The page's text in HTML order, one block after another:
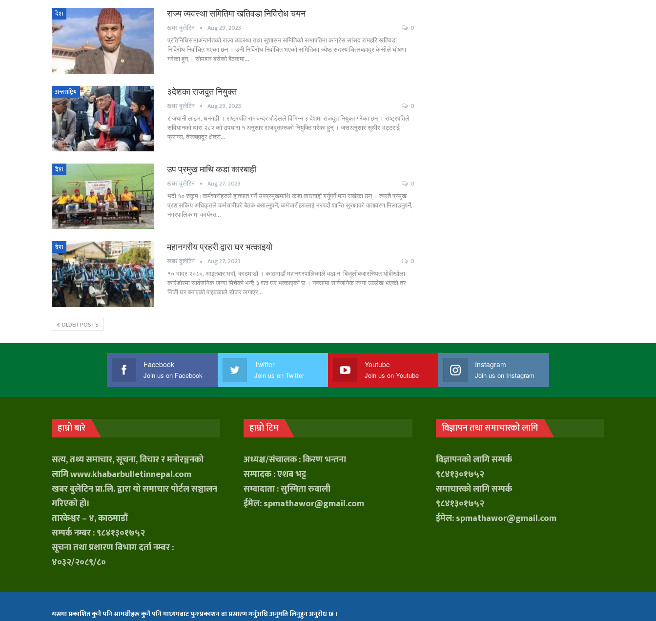
देश राज्य व्यवस्था समितिमा खतिवडा निर्विरोध चयन
खबर बुलेटिन Aug 29, 2023 0
प्रतिनिधिसभाअन्तर्गतको राज्य व्यवस्था तथा सुशासन समितिको सभापतिमा कांग्रेस सांसद रामहरि खतिवडा
निर्विरोध निर्वाचित भएका छन् । उनी निर्विरोध निर्वाचित भएको समितिका ज्येष्ठ सदस्य चित्रबहादुर केसीले घोषणा
गरेका हुन् । सोमबार बसेको बैठकमा…
अन्तराष्ट्रिय ३देशका राजदुत नियुक्त
खबर बुलेटिन Aug 29, 2023 0
राजधानी लाइभ, धनगढी । राष्ट्रपति रामचन्द्र पौडेलले विभिन्न ३ देशमा राजदूत नियुक्त गरेका छन् । राष्ट्रपतिले
संविधानको धारा २८२ को उपधारा १ अनुसार राजदूतहरूको नियुक्ति गरेका हुन् । जसअनुसार सुधीर भट्टराई
फ्रान्स, तेजबहादुर क्षेत्री…
देश उप प्रमुख माथि कडा कारबाही
खबर बुलेटिन Aug 27, 2023 0
भदौ १० रुकुम।कर्मचारीहरुले हातपात गर्ने उपप्रमुखमाथि कडा कारवाही गर्नुपर्ने माग राखेका छन् । त्यस्तै प्रमुख
प्रशासकिय अधिकृतले कर्मचारीको बैठक बसाल्नुपर्ने, कर्मचारीहरुलाई भरपर्दो शान्ति सुरक्षाको वातावरण मिलाउनुपर्ने,
नगरपालिकामा कार्यरत…
देश महानगरीय प्रहरी द्वारा घर भत्काइयो
खबर बुलेटिन Aug 27, 2023 0
१० भाद्र २०८०, आइतबार भदौ, काठमाडौं । काठमाडौं महानगरपालिकाले वडा नं बिजुलीबजारस्थित धोबीखोला
करिडोरमा सार्वजनिक जग्गा मिचेको भन्दै ३ वटा घर भत्काएको छ । नक्सामा सार्वजनिक जग्गा उल्लेख भएको तर
निजी घर बनाएको पाइएकाले डोजर लगाएर…
OLDER POSTS
Facebook
Join us on Facebook
Twitter
Join us on Twitter
Youtube
Join us on Youtube
Instagram
Join us on Instagram
हाम्रो बारे
सत्य, तथ्य समाचार, सूचना, विचार र मनोरञ्जनको
लागि www.khabarbulletinnepal.com
खबर बुलेटिन प्रा.लि. द्वारा यो समाचार पोर्टल सञ्चालन
गरिएको हो।
तारकेश्वर – ४, काठमाडौं
सम्पर्क नम्बर : ९८४१३०१७५२
सूचना तथा प्रशारण बिभाग दर्ता नम्बर :
४०३२/२०८९/८०
हाम्रो टिम
अध्यक्ष/संचालक : किरण भन्तना
सम्पादक : एशब भट्ट
सम्वादाता : सुस्मिता रुवाली
ईमेल: spmathawor@gmail.com
विज्ञापन तथा समाचारको लागि
विज्ञापनको लागि सम्पर्क
९८४१३०१७५२
समाचारको लागि सम्पर्क
९८४१३०१७५२
ईमेल: spmathawor@gmail.com
यसमा प्रकाशित कुनै पनि सामग्रीहरू कुनै पनि माध्यमबाट पुनःप्रकाशन वा प्रसारण गर्नुअघि अनुमति लिनुहुन अनुरोध छ ।